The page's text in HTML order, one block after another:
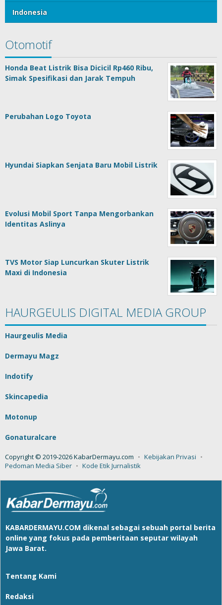
Indonesia
Otomotif
Honda Beat Listrik Bisa Dicicil Rp460 Ribu,
Simak Spesifikasi dan Jarak Tempuh
Perubahan Logo Toyota
Hyundai Siapkan Senjata Baru Mobil Listrik
Evolusi Mobil Sport Tanpa Mengorbankan
Identitas Aslinya
TVS Motor Siap Luncurkan Skuter Listrik
Maxi di Indonesia
HAURGEULIS DIGITAL MEDIA GROUP
Haurgeulis Media
Dermayu Magz
Indotify
Skincapedia
Motonup
Gonaturalcare
Copyright © 2019-2026 KabarDermayu.com
Kebijakan Privasi
Pedoman Media Siber
Kode Etik Jurnalistik
KABARDERMAYU.COM dikenal sebagai sebuah portal berita
online yang fokus pada pemberitaan seputar wilayah
Jawa Barat.
Tentang Kami
Redaksi